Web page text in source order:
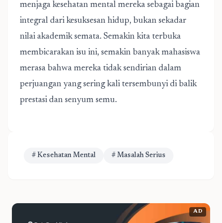
menjaga kesehatan mental mereka sebagai bagian
integral dari kesuksesan hidup, bukan sekadar
nilai akademik semata. Semakin kita terbuka
membicarakan isu ini, semakin banyak mahasiswa
merasa bahwa mereka tidak sendirian dalam
perjuangan yang sering kali tersembunyi di balik
prestasi dan senyum semu.
# Kesehatan Mental # Masalah Serius
AD